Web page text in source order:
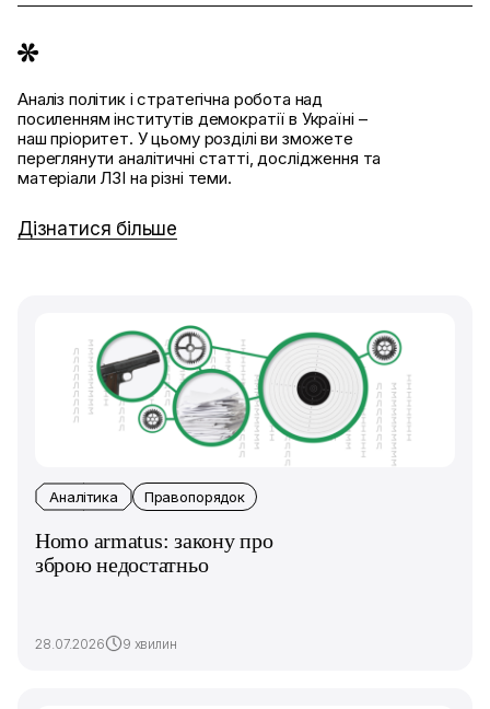
Аналіз політик і стратегічна робота над
посиленням інститутів демократії в Україні –
наш пріоритет. У цьому розділі ви зможете
переглянути аналітичні статті, дослідження та
матеріали ЛЗІ на різні теми.
Дізнатися більше
Аналітика Правопорядок
Homo armatus: закону про
зброю недостатньо
28.07.2026 9 хвилин